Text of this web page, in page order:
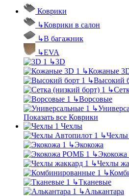
Коврики
↳Коврики в салон
↳В багажник
↳EVA
↳3D
↳Кожаные
↳Высокий
↳
↳Ворсовые
↳
Показать все Коврики
Чехлы
↳
↳Экокожа
↳
↳Чехлы
↳
↳Тканевые
↳Алькантара